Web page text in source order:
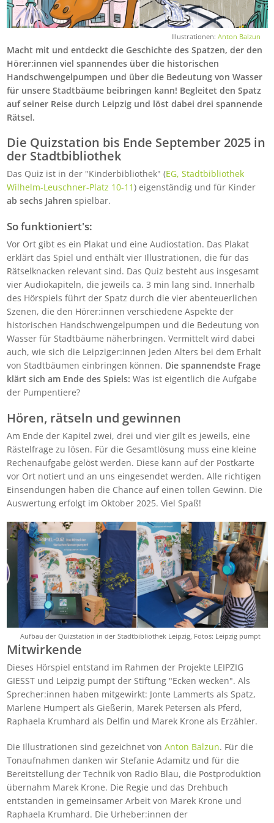
Illustrationen:Anton Balzun
Macht mit und entdeckt die Geschichte des Spatzen, der den
Hörer:innen viel spannendes über die historischen
Handschwengelpumpen und über die Bedeutung von Wasser
für unsere Stadtbäume beibringen kann! Begleitet den Spatz
auf seiner Reise durch Leipzig und löst dabei drei spannende
Rätsel.
Die Quizstation bis Ende September 2025 in
der Stadtbibliothek
Das Quiz ist in der "Kinderbibliothek" (EG, Stadtbibliothek
Wilhelm-Leuschner-Platz 10-11) eigenständig und für Kinder
ab sechs Jahren spielbar.
So funktioniert's:
Vor Ort gibt es ein Plakat und eine Audiostation. Das Plakat
erklärt das Spiel und enthält vier Illustrationen, die für das
Rätselknacken relevant sind. Das Quiz besteht aus insgesamt
vier Audiokapiteln, die jeweils ca. 3 min lang sind. Innerhalb
des Hörspiels führt der Spatz durch die vier abenteuerlichen
Szenen, die den Hörer:innen verschiedene Aspekte der
historischen Handschwengelpumpen und die Bedeutung von
Wasser für Stadtbäume näherbringen. Vermittelt wird dabei
auch, wie sich die Leipziger:innen jeden Alters bei dem Erhalt
von Stadtbäumen einbringen können. Die spannendste Frage
klärt sich am Ende des Spiels: Was ist eigentlich die Aufgabe
der Pumpentiere?
Hören, rätseln und gewinnen
Am Ende der Kapitel zwei, drei und vier gilt es jeweils, eine
Rästelfrage zu lösen. Für die Gesamtlösung muss eine kleine
Rechenaufgabe gelöst werden. Diese kann auf der Postkarte
vor Ort notiert und an uns eingesendet werden. Alle richtigen
Einsendungen haben die Chance auf einen tollen Gewinn. Die
Auswertung erfolgt im Oktober 2025. Viel Spaß!
Bild
Aufbau der Quizstation in der Stadtbibliothek Leipzig, Fotos: Leipzig pumpt
Mitwirkende
Dieses Hörspiel entstand im Rahmen der Projekte LEIPZIG
GIESST und Leipzig pumpt der Stiftung "Ecken wecken". Als
Sprecher:innen haben mitgewirkt: Jonte Lammerts als Spatz,
Marlene Humpert als Gießerin, Marek Petersen als Pferd,
Raphaela Krumhard als Delfin und Marek Krone als Erzähler.
Die Illustrationen sind gezeichnet von Anton Balzun. Für die
Tonaufnahmen danken wir Stefanie Adamitz und für die
Bereitstellung der Technik von Radio Blau, die Postproduktion
übernahm Marek Krone. Die Regie und das Drehbuch
entstanden in gemeinsamer Arbeit von Marek Krone und
Raphaela Krumhard. Die Urheber:innen der